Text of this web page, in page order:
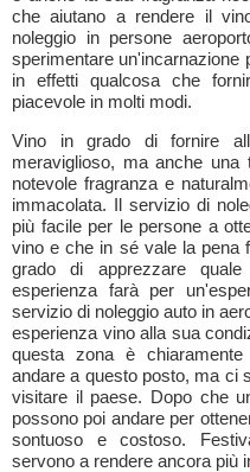
che aiutano a rendere il
noleggio in persone
sperimentare un'incarnazione
in effetti qualcosa che
piacevole in molti modi.
Vino in grado di fornire
meraviglioso, ma anche una
notevole fragranza e
immacolata. Il servizio di
più facile per le persone a
vino e che in sé vale la pena
grado di apprezzare
esperienza farà per
servizio di noleggio auto in
esperienza vino alla sua
questa zona è
andare a questo posto, ma ci
visitare il paese. Dopo che
possono poi andare per
sontuoso e costoso.
servono a rendere ancora più